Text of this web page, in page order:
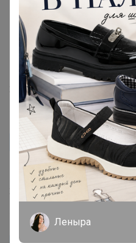
kseniya__agapova,
Добрый день, часы
через отдельную сим-
гаджет, его не нужно
устройствам)
27 декабря, 2024 13:04
kseniya__agapova
Какое у них приложение
27 декабря, 2024 07:13
Леныра